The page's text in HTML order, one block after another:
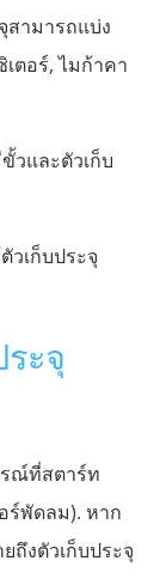
สามารถแบ่ง
ตอร์, ไมก้าคา
วและตัวเก็บ
วเก็บประจุ
ะจุ
รณ์ที่สตาร์ท
ร์พัดลม). หาก
ถึงตัวเก็บประจุ